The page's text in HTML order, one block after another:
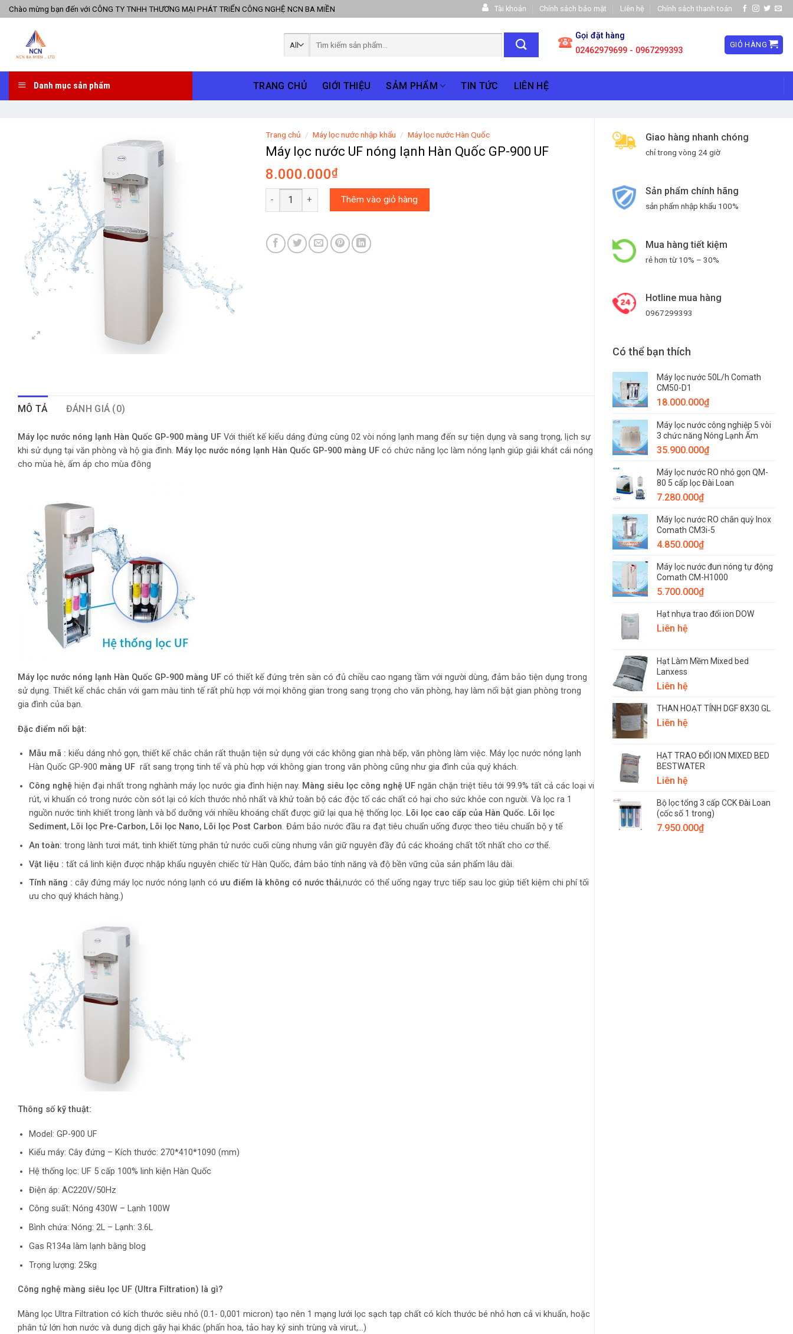
Skip
to
content
Chào mừng bạn đến với CÔNG TY TNHH THƯƠNG MẠI PHÁT TRIỂN CÔNG NGHỆ NCN BA MIỀN Tài khoản Chính sách bảo mật Liên hệ Chính sách thanh toán
Gọi đặt hàng
02462979699 - 0967299393
GIỎ HÀNG
Danh mục sản phẩm TRANG CHỦ GIỚI THIỆU SẢM PHẨM TIN TỨC LIÊN HỆ
Giao hàng nhanh chóng
chỉ trong vòng 24 giờ
Sản phẩm chính hãng
sản phẩm nhập khẩu 100%
Mua hàng tiết kiệm
rẻ hơn từ 10% – 30%
Hotline mua hàng
0967299393
Có thể bạn thích
Máy lọc nước 50L/h Comath
CM50-D1
18.000.000₫
Máy lọc nước công nghiệp 5 vòi
3 chức năng Nóng Lạnh Ấm
35.900.000₫
Máy lọc nước RO nhỏ gọn QM-
80 5 cấp lọc Đài Loan
7.280.000₫
Máy lọc nước RO chân quỳ Inox
Comath CM3i-5
4.850.000₫
Máy lọc nước đun nóng tự động
Comath CM-H1000
5.700.000₫
Hạt nhựa trao đổi ion DOW
Liên hệ
Hạt Làm Mềm Mixed bed
Lanxess
Liên hệ
THAN HOẠT TÍNH DGF 8X30 GL
Liên hệ
HẠT TRAO ĐỔI ION MIXED BED
BESTWATER
Liên hệ
Bộ lọc tổng 3 cấp CCK Đài Loan
(cốc số 1 trong)
7.950.000₫
Trang chủ / Máy lọc nước nhập khẩu / Máy lọc nước Hàn Quốc
Máy lọc nước UF nóng lạnh Hàn Quốc GP-900 UF
8.000.000₫
Máy lọc nước UF nóng lạnh Hàn Quốc GP-900 UF số lượng
Thêm vào giỏ hàng
MÔ TẢ ĐÁNH GIÁ (0)
Máy lọc nước nóng lạnh Hàn Quốc GP-900 màng UF Với thiết kế kiểu dáng đứng cùng 02 vòi nóng lạnh mang đến sự tiện dụng và sang trọng, lịch sự
khi sử dụng tại văn phòng và hộ gia đình. Máy lọc nước nóng lạnh Hàn Quốc GP-900 màng UF có chức năng lọc làm nóng lạnh giúp giải khát cái nóng
cho mùa hè, ấm áp cho mùa đông
Máy lọc nước nóng lạnh Hàn Quốc GP-900 màng UF có thiết kế đứng trên sàn có đủ chiều cao ngang tầm với người dùng, đảm bảo tiện dụng trong
sử dụng. Thiết kế chắc chắn với gam màu tinh tế rất phù hợp với mọi không gian trong sang trọng cho văn phòng, hay làm nổi bật gian phòng trong
gia đình của bạn.
Đặc điểm nổi bật:
Mẫu mã : kiểu dáng nhỏ gọn, thiết kế chắc chắn rất thuận tiện sử dụng với các không gian nhà bếp, văn phòng làm việc. Máy lọc nước nóng lạnh
Hàn Quốc GP-900 màng UFrất sang trọng tinh tế và phù hợp với không gian trong văn phòng cũng như gia đình của quý khách.
Công nghệhiện đại nhất trong nghành máy lọc nước gia đình hiện nay. Màng siêu lọc công nghệ UFngăn chặn triệt tiêu tới 99.9% tất cả các loại vi
rút, vi khuẩn có trong nước còn sót lại có kích thước nhỏ nhất và khử toàn bộ các độc tố các chất có hại cho sức khỏe con người. Và lọc ra 1
nguồn nước tinh khiết trong lành và bổ dưỡng với nhiều khoáng chất được giữ lại qua hệ thống lọc. Lõi lọc cao cấp của Hàn Quốc. Lõi lọc
Sediment, Lõi lọc Pre-Carbon, Lõi lọc Nano, Lõi lọc Post Carbon. Đảm bảo nước đầu ra đạt tiêu chuẩn uống được theo tiêu chuẩn bộ y tế
An toàn: trong lành tươi mát, tinh khiết từng phân tử nước cuối cùng nhưng vẫn giữ nguyên đầy đủ các khoáng chất tốt nhất cho cơ thể.
Vật liệu : tất cả linh kiện được nhập khẩu nguyên chiếc từ Hàn Quốc, đảm bảo tính năng và độ bền vững của sản phẩm lâu dài.
Tính năng : cây đứng máy lọc nước nóng lạnh có ưu điểm là không có nước thải,nước có thể uống ngay trực tiếp sau lọc giúp tiết kiệm chi phí tối
ưu cho quý khách hàng.)
Thông số kỹ thuật:
Model: GP-900 UF
Kiểu máy: Cây đứng – Kích thước: 270*410*1090 (mm)
Hệ thống lọc: UF 5 cấp 100% linh kiện Hàn Quốc
Điện áp: AC220V/50Hz
Công suất: Nóng 430W – Lạnh 100W
Bình chứa: Nóng: 2L – Lạnh: 3.6L
Gas R134a làm lạnh bằng blog
Trọng lượng: 25kg
Công nghệ màng siêu lọc UF (Ultra Filtration) là gì?
Màng lọc Ultra Filtration có kích thước siêu nhỏ (0.1- 0,001 micron) tạo nên 1 mạng lưới lọc sạch tạp chất có kích thước bé nhỏ hơn cả vi khuẩn, hoặc
phân tử lớn hơn nước và dung dịch gây hại khác (phấn hoa, tảo hay ký sinh trùng và virut,…)